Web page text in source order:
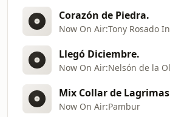
Corazón de Piedra.
Llegó Diciembre.
Mix Collar de Lagrimas
Now On Air:Pambur